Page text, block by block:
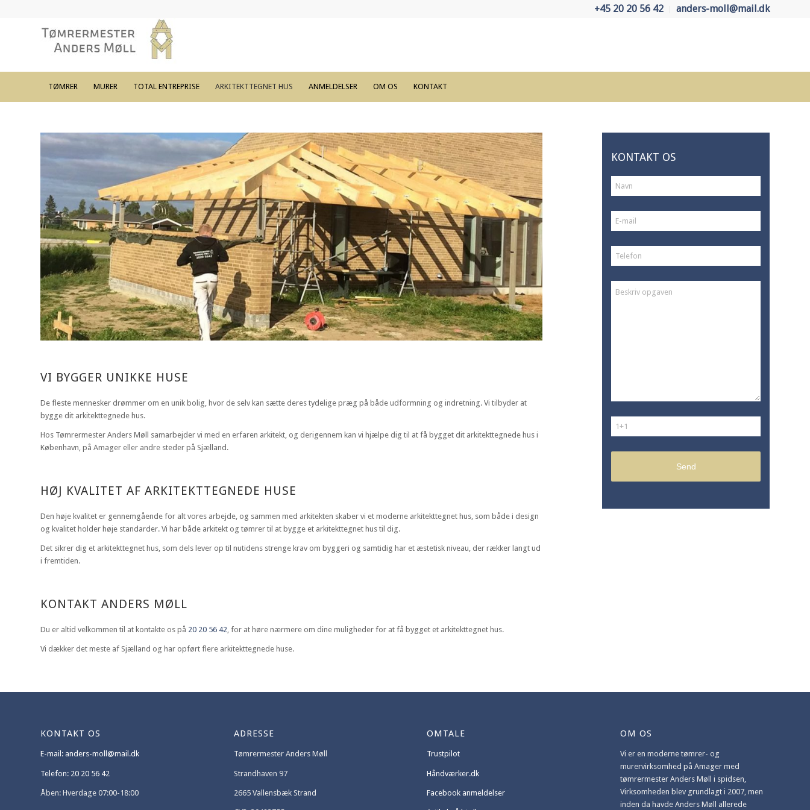
+45 20 20 56 42 anders-moll@mail.dk
TØMRER MURER TOTAL ENTREPRISE ARKITEKTTEGNET HUS ANMELDELSER OM OS KONTAKT
VI BYGGER UNIKKE HUSE
De fleste mennesker drømmer om en unik bolig, hvor de selv kan sætte deres tydelige præg på både udformning og indretning. Vi tilbyder at
bygge dit arkitekttegnede hus.
Hos Tømrermester Anders Møll samarbejder vi med en erfaren arkitekt, og derigennem kan vi hjælpe dig til at få bygget dit arkitekttegnede hus i
København, på Amager eller andre steder på Sjælland.
HØJ KVALITET AF ARKITEKTTEGNEDE HUSE
Den høje kvalitet er gennemgående for alt vores arbejde, og sammen med arkitekten skaber vi et moderne arkitekttegnet hus, som både i design
og kvalitet holder høje standarder. Vi har både arkitekt og tømrer til at bygge et arkitekttegnet hus til dig.
Det sikrer dig et arkitekttegnet hus, som dels lever op til nutidens strenge krav om byggeri og samtidig har et æstetisk niveau, der rækker langt ud
i fremtiden.
KONTAKT ANDERS MØLL
Du er altid velkommen til at kontakte os på 20 20 56 42 , for at høre nærmere om dine muligheder for at få bygget et arkitekttegnet hus.
Vi dækker det meste af Sjælland og har opført flere arkitekttegnede huse.
KONTAKT OS
KONTAKT OS
E-mail: anders-moll@mail.dk
Telefon: 20 20 56 42
Åben: Hverdage 07:00-18:00
ADRESSE
Tømrermester Anders Møll
Strandhaven 97
2665 Vallensbæk Strand
OMTALE
Trustpilot
Håndværker.dk
Facebook anmeldelser
OM OS
Vi er en moderne tømrer- og
murervirksomhed på Amager med
tømrermester Anders Møll i spidsen,
Virksomheden blev grundlagt i 2007, men
inden da havde Anders Møll allerede